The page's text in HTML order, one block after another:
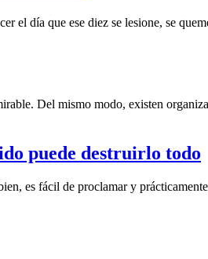
el día que ese diez se lesione, se
Del mismo modo, existen
puede destruirlo todo
es fácil de proclamar y